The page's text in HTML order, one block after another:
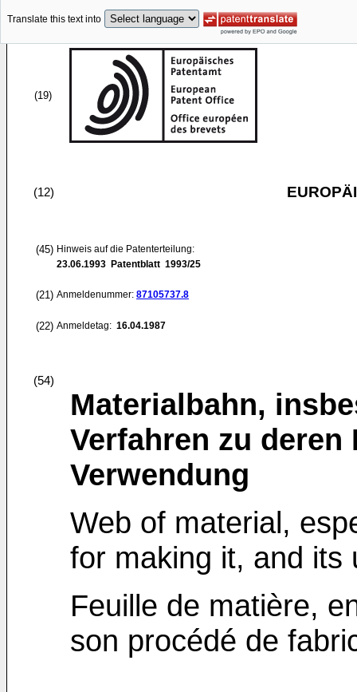
Translate this text into
(19)
(12)
(45) Hinweis auf die Patenterteilung:
23.06.1993 Patentblatt 1993/25
(21) Anmeldenummer: 87105737.8
(22) Anmeldetag: 16.04.1987
(54)
Materialbahn,
Verfahren zu
Verwendung
Web of material,
for making it, and its
Feuille de matière,
son procédé de